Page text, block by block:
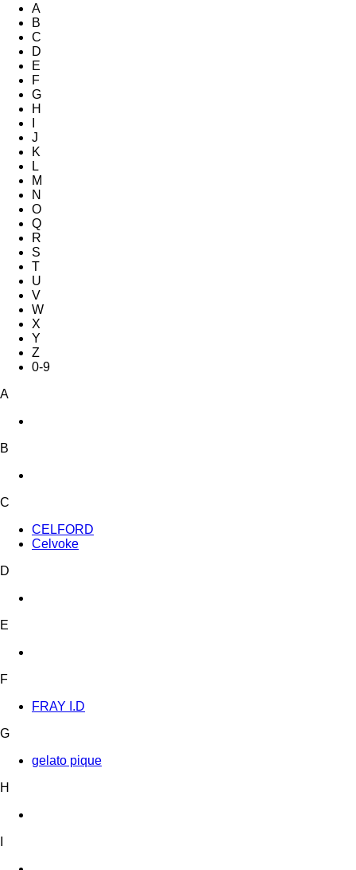
A
B
C
D
E
F
G
H
J
K
L
M
N
O
Q
R
S
T
U
V
W
X
Y
Z
0-9
A
B
C
CELFORD
Celvoke
D
E
F
FRAY I.D
G
gelato pique
H